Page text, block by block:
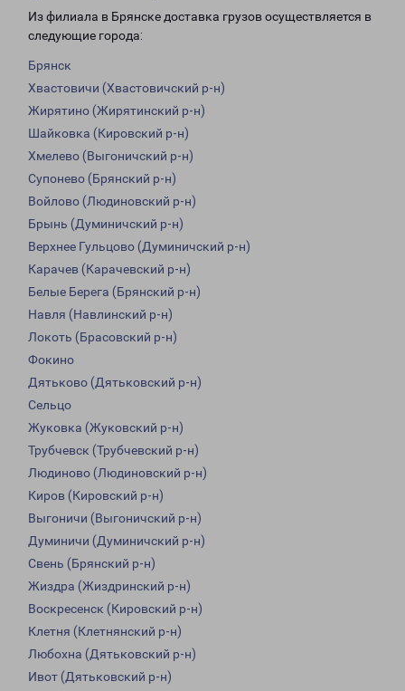
Из филиала в Брянске доставка грузов осуществляется в
следующие города:
Брянск
Хвастовичи (Хвастовичский р-н)
Жирятино (Жирятинский р-н)
Шайковка (Кировский р-н)
Хмелево (Выгоничский р-н)
Супонево (Брянский р-н)
Войлово (Людиновский р-н)
Брынь (Думиничский р-н)
Верхнее Гульцово (Думиничский р-н)
Карачев (Карачевский р-н)
Белые Берега (Брянский р-н)
Навля (Навлинский р-н)
Локоть (Брасовский р-н)
Фокино
Дятьково (Дятьковский р-н)
Сельцо
Жуковка (Жуковский р-н)
Трубчевск (Трубчевский р-н)
Людиново (Людиновский р-н)
Киров (Кировский р-н)
Выгоничи (Выгоничский р-н)
Думиничи (Думиничский р-н)
Свень (Брянский р-н)
Жиздра (Жиздринский р-н)
Воскресенск (Кировский р-н)
Клетня (Клетнянский р-н)
Любохна (Дятьковский р-н)
Ивот (Дятьковский р-н)